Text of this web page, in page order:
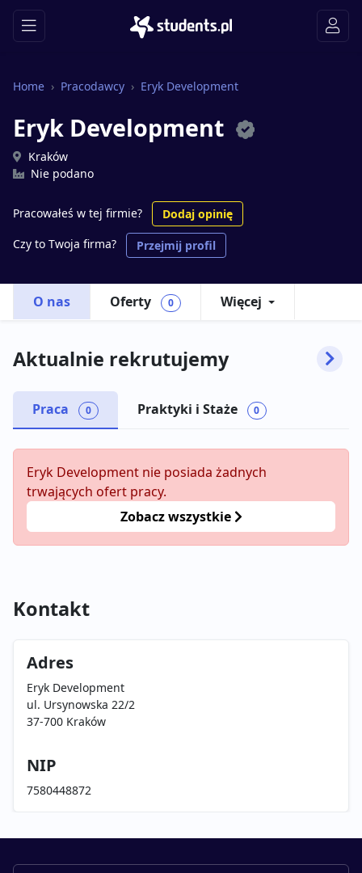
Home Pracodawcy Eryk Development
Eryk Development
Kraków
Nie podano
Pracowałeś w tej firmie?
Dodaj opinię
Czy to Twoja firma?
Przejmij profil
O nas Oferty 0 Więcej
Aktualnie rekrutujemy
Praca 0 Praktyki i Staże 0
Eryk Development nie posiada żadnych
trwających ofert pracy.
Zobacz wszystkie
Kontakt
Adres
Eryk Development
ul. Ursynowska 22/2
37-700 Kraków
NIP
7580448872